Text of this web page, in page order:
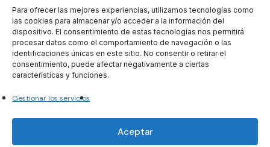
Para ofrecer las mejores experiencias, utilizamos tecnologías como
las cookies para almacenar y/o acceder a la información del
dispositivo. El consentimiento de estas tecnologías nos permitirá
procesar datos como el comportamiento de navegación o las
identificaciones únicas en este sitio. No consentir o retirar el
consentimiento, puede afectar negativamente a ciertas
características y funciones.
Gestionar los servicios
Aceptar
Todos nuestros productos tienen
incluido el IVA en su precio.